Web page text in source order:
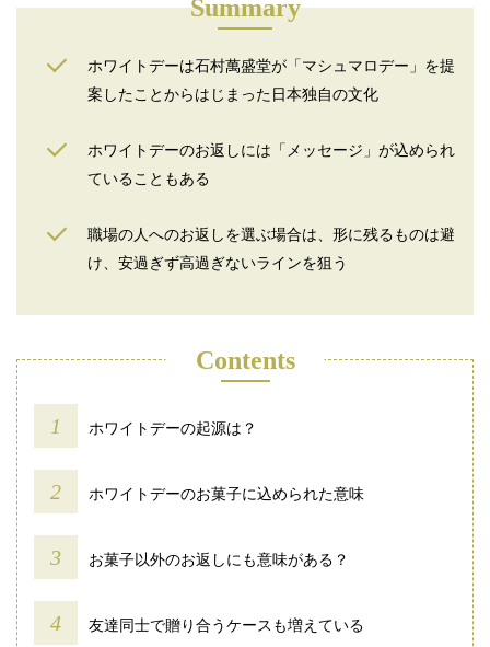
Summary
ホワイトデーは石村萬盛堂が「マシュマロデー」を提
案したことからはじまった日本独自の文化
ホワイトデーのお返しには「メッセージ」が込められ
ていることもある
職場の人へのお返しを選ぶ場合は、形に残るものは避
け、安過ぎず高過ぎないラインを狙う
Contents
ホワイトデーの起源は？
ホワイトデーのお菓子に込められた意味
お菓子以外のお返しにも意味がある？
友達同士で贈り合うケースも増えている